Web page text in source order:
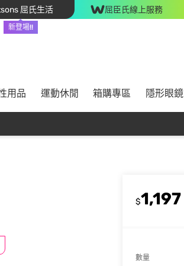
屈氏生活
新登場!!
屈臣氏線上服務
用品 運動休閒 箱購專區 隱形眼鏡
$1,197
數量